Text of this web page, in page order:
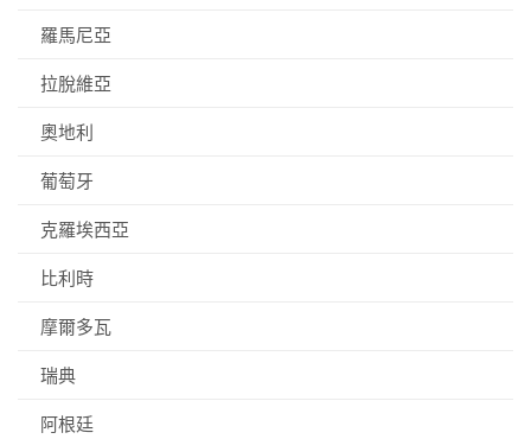
羅馬尼亞
拉脫維亞
奧地利
葡萄牙
克羅埃西亞
比利時
摩爾多瓦
瑞典
阿根廷